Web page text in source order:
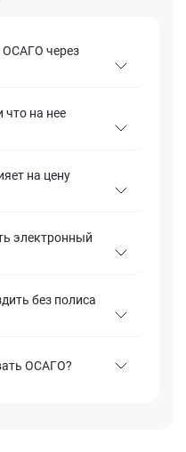
через
на нее
на цену
электронный
без полиса
ОСАГО?